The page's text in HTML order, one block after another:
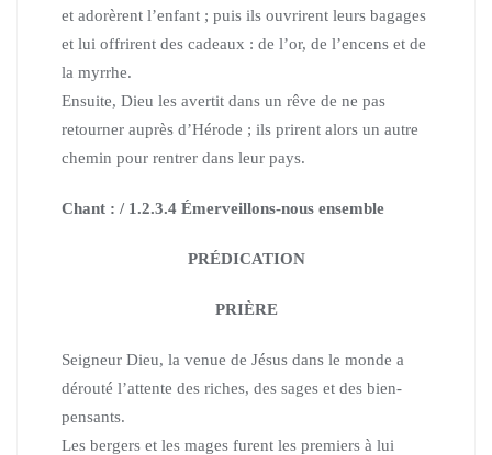
et adorèrent l’enfant ; puis ils ouvrirent leurs bagages
et lui offrirent des cadeaux : de l’or, de l’encens et de
la myrrhe.
Ensuite, Dieu les avertit dans un rêve de ne pas
retourner auprès d’Hérode ; ils prirent alors un autre
chemin pour rentrer dans leur pays.
Chant : / 1.2.3.4 Émerveillons-nous ensemble
PRÉDICATION
PRIÈRE
Seigneur Dieu, la venue de Jésus dans le monde a
dérouté l’attente des riches, des sages et des bien-
pensants.
Les bergers et les mages furent les premiers à lui